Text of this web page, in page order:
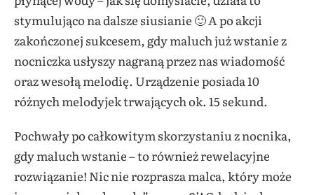
stymulująco na dalsze siusianie 🙂 A po akcji
zakończonej sukcesem, gdy maluch już wstanie z
nocniczka usłyszy nagraną przez nas wiadomość
oraz wesołą melodię. Urządzenie posiada 10
różnych melodyjek trwających ok. 15 sekund.
Pochwały po całkowitym skorzystaniu z nocnika,
gdy maluch wstanie – to również rewelacyjne
rozwiązanie! Nic nie rozprasza malca, który może